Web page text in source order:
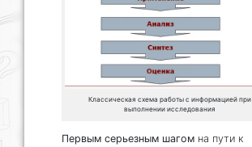
Классическая схема работы с информацией при
выполнении исследования
Первым серьезным шагом на пути к